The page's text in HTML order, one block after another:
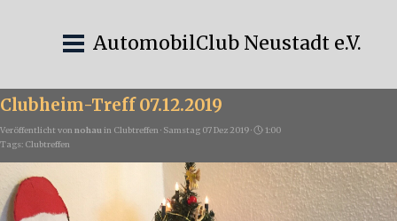
AutomobilClub Neustadt e.V.
Clubheim-Treff 07.12.2019
Veröffentlicht von nohauin Clubtreffen · Samstag 07 Dez 2019 ·
1:00
Tags: Clubtreffen